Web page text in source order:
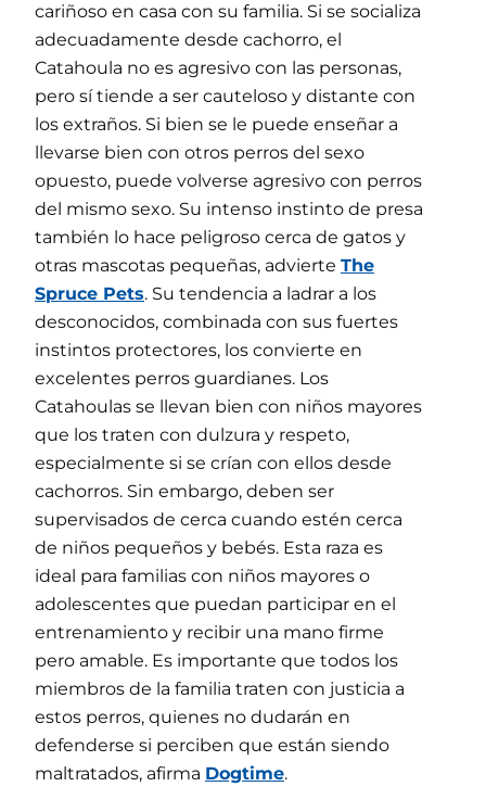
cariñoso en casa con su familia. Si se socializa
adecuadamente desde cachorro, el
Catahoula no es agresivo con las personas,
pero sí tiende a ser cauteloso y distante con
los extraños. Si bien se le puede enseñar a
llevarse bien con otros perros del sexo
opuesto, puede volverse agresivo con perros
del mismo sexo. Su intenso instinto de presa
también lo hace peligroso cerca de gatos y
otras mascotas pequeñas, advierte The
Spruce Pets. Su tendencia a ladrar a los
desconocidos, combinada con sus fuertes
instintos protectores, los convierte en
excelentes perros guardianes. Los
Catahoulas se llevan bien con niños mayores
que los traten con dulzura y respeto,
especialmente si se crían con ellos desde
cachorros. Sin embargo, deben ser
supervisados ​​de cerca cuando estén cerca
de niños pequeños y bebés. Esta raza es
ideal para familias con niños mayores o
adolescentes que puedan participar en el
entrenamiento y recibir una mano firme
pero amable. Es importante que todos los
miembros de la familia traten con justicia a
estos perros, quienes no dudarán en
defenderse si perciben que están siendo
maltratados, afirma Dogtime.